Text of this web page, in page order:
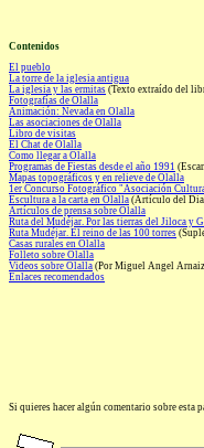
Contenidos
El pueblo
La torre de la iglesia antigua
La iglesia y las ermitas (Texto extraído del
Fotografías de Olalla
Animación: Nevada en Olalla
Las asociaciones de Olalla
Libro de visitas
El Chat de Olalla
Como llegar a Olalla
Programas de Fiestas desde el año 1991
Mapas topográficos y en relieve de Olalla
1er Concurso Fotográfico "Asociación
Escultura a la carta en Olalla (Artículo del
Artículos de prensa sobre Olalla
Ruta del Mudéjar. Por las tierras del Jiloca y
Ruta Mudéjar. El reino de las 100 torres
Casas rurales en Olalla
Folleto sobre Olalla
Videos sobre Olalla (Por Miguel Angel
Enlaces recomendados
Si quieres hacer algún comentario sobre esta